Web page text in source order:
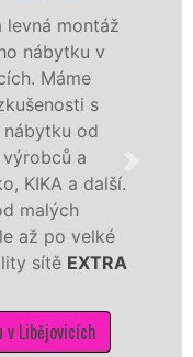
různých
Ikei či
Nobilie,
tuto kuchyň